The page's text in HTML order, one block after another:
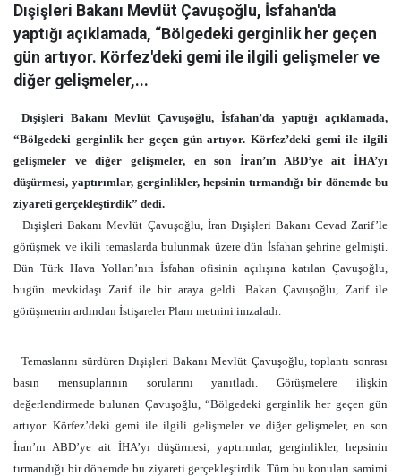
Dışişleri Bakanı Mevlüt Çavuşoğlu, İsfahan'da
yaptığı açıklamada, “Bölgedeki gerginlik her geçen
gün artıyor. Körfez'deki gemi ile ilgili gelişmeler ve
diğer gelişmeler,...
Dışişleri Bakanı Mevlüt Çavuşoğlu, İsfahan’da yaptığı açıklamada,
“Bölgedeki gerginlik her geçen gün artıyor. Körfez’deki gemi ile ilgili
gelişmeler ve diğer gelişmeler, en son İran’ın ABD’ye ait İHA’yı
düşürmesi, yaptırımlar, gerginlikler, hepsinin tırmandığı bir dönemde bu
ziyareti gerçekleştirdik” dedi.
Dışişleri Bakanı Mevlüt Çavuşoğlu, İran Dışişleri Bakanı Cevad Zarif’le
görüşmek ve ikili temaslarda bulunmak üzere dün İsfahan şehrine gelmişti.
Dün Türk Hava Yolları’nın İsfahan ofisinin açılışına katılan Çavuşoğlu,
bugün mevkidaşı Zarif ile bir araya geldi. Bakan Çavuşoğlu, Zarif ile
görüşmenin ardından İstişareler Planı metnini imzaladı.
Temaslarını sürdüren Dışişleri Bakanı Mevlüt Çavuşoğlu, toplantı sonrası
basın mensuplarının sorularını yanıtladı. Görüşmelere ilişkin
değerlendirmede bulunan Çavuşoğlu, “Bölgedeki gerginlik her geçen gün
artıyor. Körfez’deki gemi ile ilgili gelişmeler ve diğer gelişmeler, en son
İran’ın ABD’ye ait İHA’yı düşürmesi, yaptırımlar, gerginlikler, hepsinin
tırmandığı bir dönemde bu ziyareti gerçekleştirdik. Tüm bu konuları samimi